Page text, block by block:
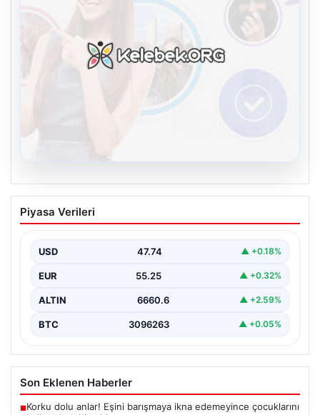
Kelebek sohbet platformu İle Çevrim içi
İletişimin Seviyeli Adresi Ve Sohbet
Sanal ortamında insanların seviyeli bir biçimde bağlantı
Halen…
Piyasa Verileri
USD 47.74 ▲ +0.18%
EUR 55.25 ▲ +0.32%
ALTIN 6660.6 ▲ +2.59%
BTC 3096263 ▲ +0.05%
Son Eklenen Haberler
■Korku dolu anlar! Eşini barışmaya ikna edemeyince çocuklarını